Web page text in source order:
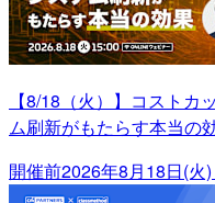
【8/18（火）】コスト
ム刷新がもたらす本当の
開催前2026年8月18日(火